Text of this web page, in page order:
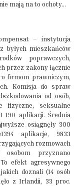
mają na to ochoty…
– instytucja
byłych mieszkańców
poprawczych,
przez zakony łącznie
firmom prawniczym,
Komisja do spraw
od osób,
fizyczne, seksualne
190 aplikacji. Średnia
osiągnęły 300
aplikacje, 9833
rozmowach
przyznano
efekt agresywnego
doznali (14 osób
z Irlandii, 33 proc.